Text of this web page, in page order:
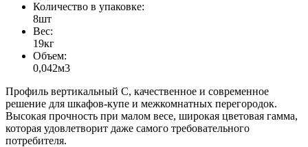
Количество в упаковке:
8шт
Вес:
19кг
Объем:
0,042м3
Профиль вертикальный С, качественное и современное
решение для шкафов-купе и межкомнатных перегородок.
Высокая прочность при малом весе, широкая цветовая гамма,
которая удовлетворит даже самого требовательного
потребителя.